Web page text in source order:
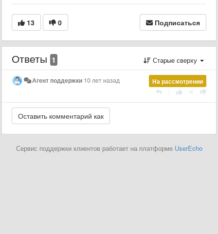
13 0 Подписаться
Ответы 1 Старые сверху
На рассмотрении
Агент поддержки 10 лет назад
Сервис поддержки клиентов работает на платформе UserEcho